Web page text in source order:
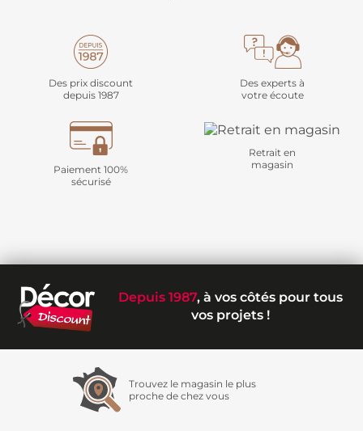
Des prix discount
depuis 1987
Des experts à
votre écoute
Paiement 100%
sécurisé
Retrait en
magasin
Depuis 1987, à vos côtés pour tous
vos projets !
Trouvez le magasin le plus
proche de chez vous